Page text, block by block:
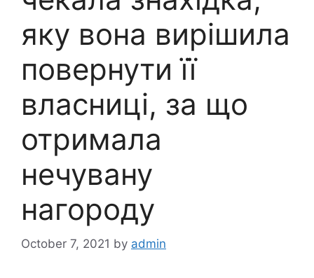
яку вона вирішила
повернути її
власниці, за що
отримала
нечувану
нагороду
October 7, 2021 by admin